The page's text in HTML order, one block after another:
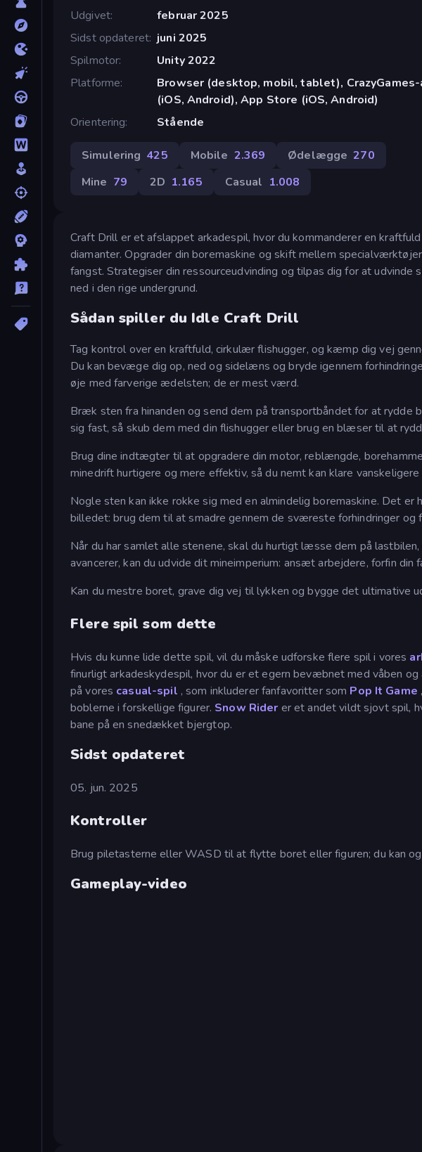
Udgivet
februar 2025
Sidst opdateret juni 2025
Spilmotor
Unity 2022
Platforme
Browser (desktop, mobil, tablet), CrazyGames-
(iOS, Android), App Store (iOS, Android)
Orientering
Stående
Simulering 425 Mobile 2.369 Ødelægge 270
Mine 79 2D 1.165 Casual 1.008
Craft Drill er et afslappet arkadespil, hvor du kommanderer en
diamanter. Opgrader din boremaskine og skift mellem
fangst. Strategiser din ressourceudvinding og tilpas dig for at
ned i den rige undergrund.
Sådan spiller du Idle Craft Drill
Tag kontrol over en kraftfuld, cirkulær flishugger, og kæmp dig vej
Du kan bevæge dig op, ned og sidelæns og bryde igennem
øje med farverige ædelsten; de er mest værd.
Bræk sten fra hinanden og send dem på transportbåndet for at
sig fast, så skub dem med din flishugger eller brug en blæser til at
Brug dine indtægter til at opgradere din motor, reblængde,
minedrift hurtigere og mere effektiv, så du nemt kan klare
Nogle sten kan ikke rokke sig med en almindelig boremaskine. Det er
billedet: brug dem til at smadre gennem de sværeste forhindringer
Når du har samlet alle stenene, skal du hurtigt læsse dem på
avancerer, kan du udvide dit mineimperium: ansæt arbejdere, forfin
Kan du mestre boret, grave dig vej til lykken og bygge det ultimative
Flere spil som dette
Hvis du kunne lide dette spil, vil du måske udforske flere spil i vores
finurligt arkadeskydespil, hvor du er et egern bevæbnet med våben
på vores casual-spil , som inkluderer fanfavoritter som Pop It Game
boblerne i forskellige figurer. Snow Rider er et andet vildt sjovt spil,
bane på en snedækket bjergtop.
Sidst opdateret
05. jun. 2025
Kontroller
Brug piletasterne eller WASD til at flytte boret eller figuren; du kan
Gameplay-video